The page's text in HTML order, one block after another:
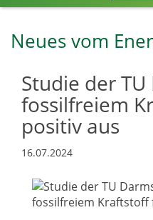
Neues vom
Studie der
fossilfreiem
positiv aus
16.07.2024